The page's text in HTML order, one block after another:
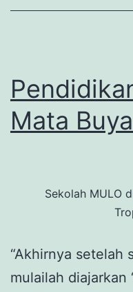
Mata
Sekolah MULO
“Akhirnya setelah
mulailah diajarkan